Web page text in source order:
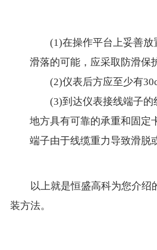
(1)在操作平台上妥善放
滑落的可能，应采取防滑保
(2)仪表后方应至少有
(3)到达仪表接线端子的
地方具有可靠的承重和固定
端子由于线缆重力导致滑脱
以上就是恒盛高科为您介绍
装方法。